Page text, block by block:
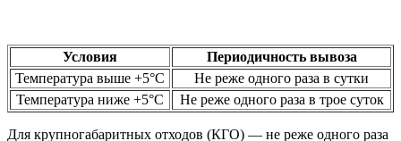
Условия
Периодичность вывоза
Температура выше +5°C
Не реже одного раза в сутки
Температура ниже +5°C
Не реже одного раза в трое суток
Для крупногабаритных отходов (КГО) — не реже одного раза